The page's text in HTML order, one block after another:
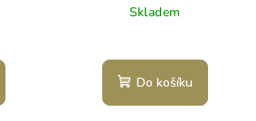
Skladem
Do košíku